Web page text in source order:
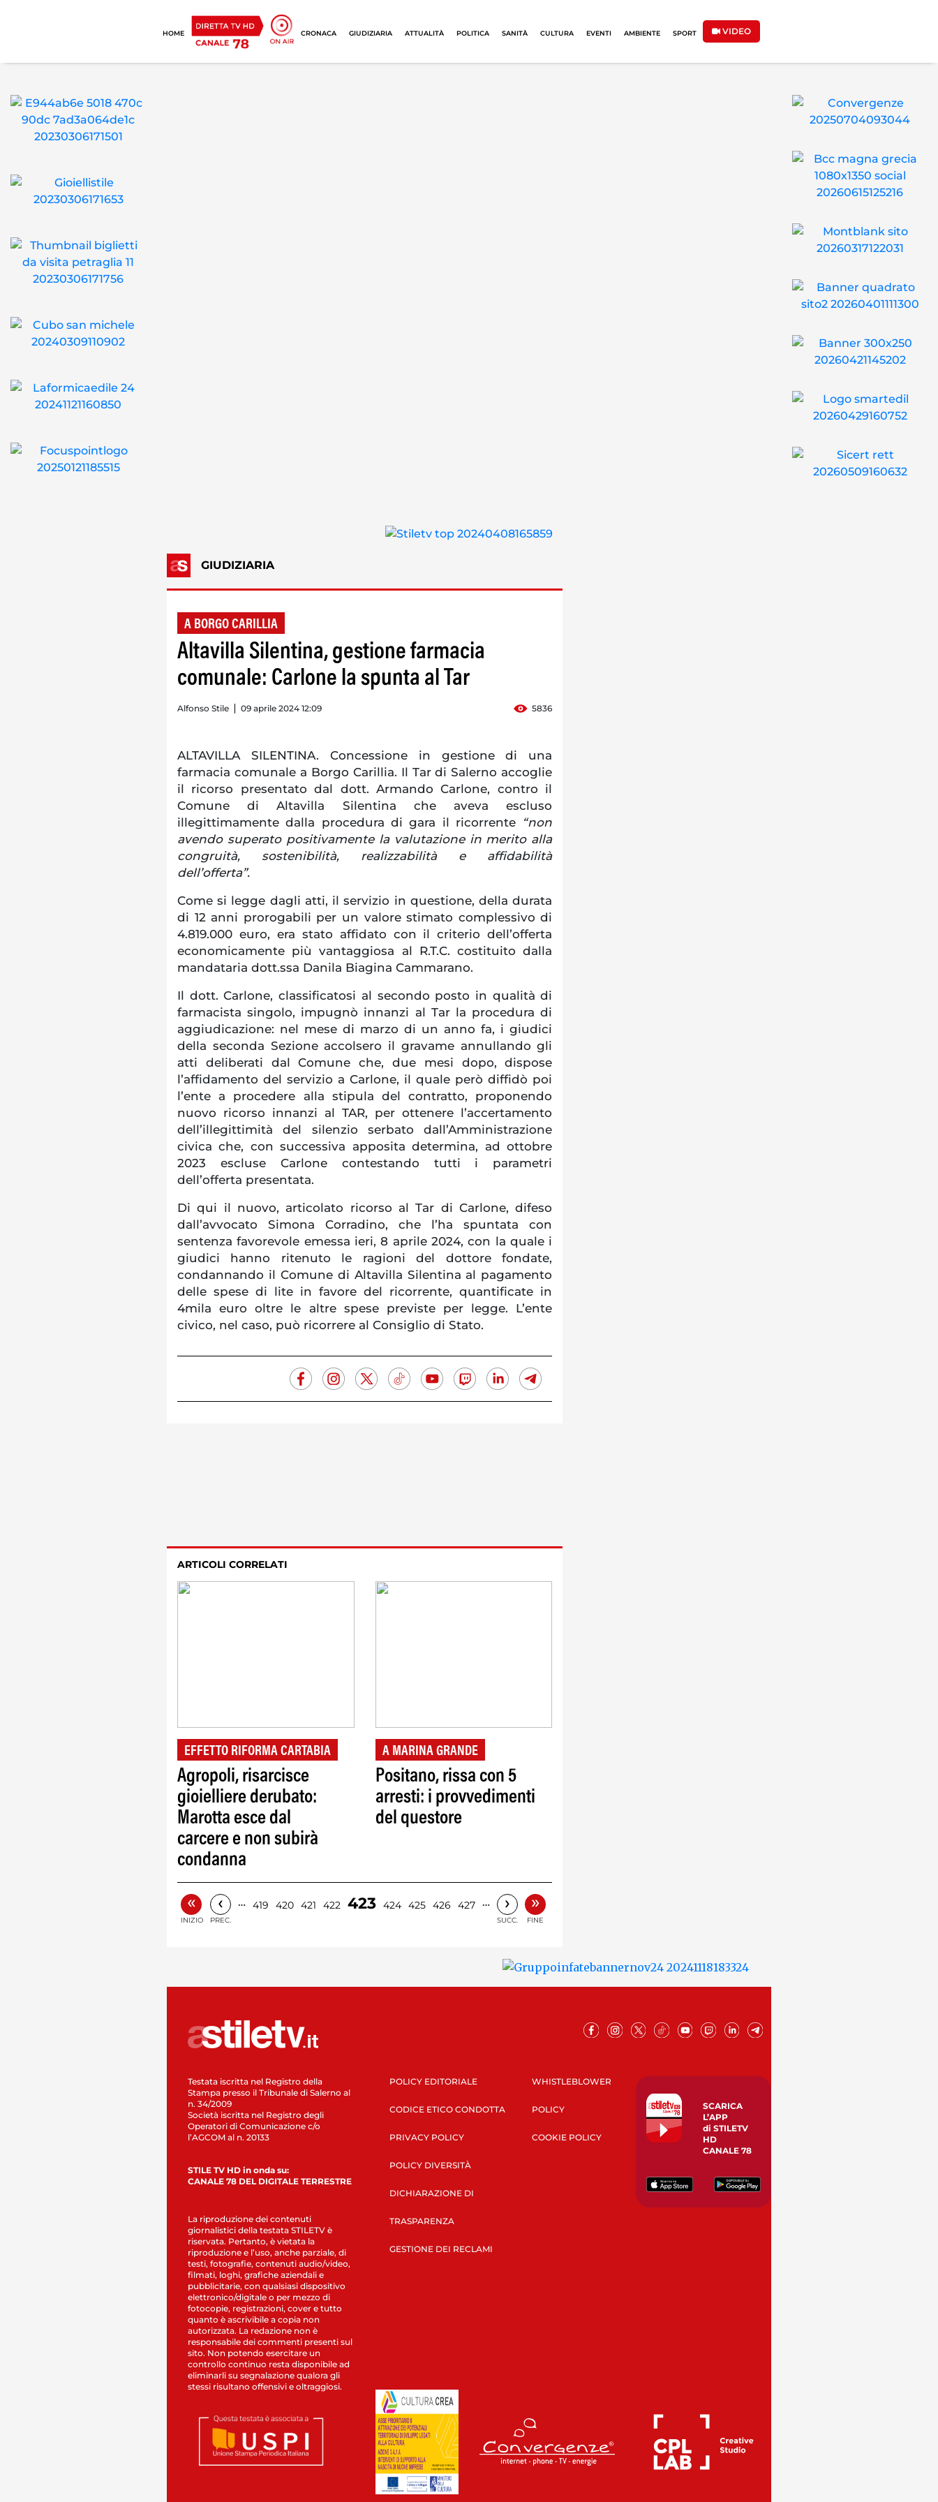
HOME CRONACA GIUDIZIARIA ATTUALITÀ POLITICA SANITÀ CULTURA EVENTI AMBIENTE SPORT VIDEO
GIUDIZIARIA
A BORGO CARILLIA
Altavilla Silentina, gestione farmacia
comunale: Carlone la spunta al Tar
Alfonso Stile 09 aprile 2024 12:09 5836
ALTAVILLA SILENTINA. Concessione in gestione di una
farmacia comunale a Borgo Carillia. Il Tar di Salerno accoglie
il ricorso presentato dal dott. Armando Carlone, contro il
Comune di Altavilla Silentina che aveva escluso
illegittimamente dalla procedura di gara il ricorrente “non
avendo superato positivamente la valutazione in merito alla
congruità, sostenibilità, realizzabilità e affidabilità
dell’offerta”.
Come si legge dagli atti, il servizio in questione, della durata
di 12 anni prorogabili per un valore stimato complessivo di
4.819.000 euro, era stato affidato con il criterio dell’offerta
economicamente più vantaggiosa al R.T.C. costituito dalla
mandataria dott.ssa Danila Biagina Cammarano.
Il dott. Carlone, classificatosi al secondo posto in qualità di
farmacista singolo, impugnò innanzi al Tar la procedura di
aggiudicazione: nel mese di marzo di un anno fa, i giudici
della seconda Sezione accolsero il gravame annullando gli
atti deliberati dal Comune che, due mesi dopo, dispose
l’affidamento del servizio a Carlone, il quale però diffidò poi
l’ente a procedere alla stipula del contratto, proponendo
nuovo ricorso innanzi al TAR, per ottenere l’accertamento
dell’illegittimità del silenzio serbato dall’Amministrazione
civica che, con successiva apposita determina, ad ottobre
2023 escluse Carlone contestando tutti i parametri
dell’offerta presentata.
Di qui il nuovo, articolato ricorso al Tar di Carlone, difeso
dall’avvocato Simona Corradino, che l’ha spuntata con
sentenza favorevole emessa ieri, 8 aprile 2024, con la quale i
giudici hanno ritenuto le ragioni del dottore fondate,
condannando il Comune di Altavilla Silentina al pagamento
delle spese di lite in favore del ricorrente, quantificate in
4mila euro oltre le altre spese previste per legge. L’ente
civico, nel caso, può ricorrere al Consiglio di Stato.
ARTICOLI CORRELATI
EFFETTO RIFORMA CARTABIA
Agropoli, risarcisce
gioielliere derubato:
Marotta esce dal
carcere e non subirà
condanna
A MARINA GRANDE
Positano, rissa con 5
arresti: i provvedimenti
del questore
«
INIZIO
‹
PREC.
… 419 420 421 422 423 424 425 426 427 … ›
SUCC.
»
FINE
Testata iscritta nel Registro della
Stampa presso il Tribunale di Salerno al
n. 34/2009
Società iscritta nel Registro degli
Operatori di Comunicazione c/o
l’AGCOM al n. 20133
STILE TV HD in onda su:
CANALE 78 DEL DIGITALE TERRESTRE
La riproduzione dei contenuti
giornalistici della testata STILETV è
riservata. Pertanto, è vietata la
riproduzione e l’uso, anche parziale, di
testi, fotografie, contenuti audio/video,
filmati, loghi, grafiche aziendali e
pubblicitarie, con qualsiasi dispositivo
elettronico/digitale o per mezzo di
fotocopie, registrazioni, cover e tutto
quanto è ascrivibile a copia non
autorizzata. La redazione non è
responsabile dei commenti presenti sul
sito. Non potendo esercitare un
controllo continuo resta disponibile ad
eliminarli su segnalazione qualora gli
stessi risultano offensivi e oltraggiosi.
POLICY EDITORIALE
CODICE ETICO CONDOTTA
PRIVACY POLICY
POLICY DIVERSITÀ
DICHIARAZIONE DI
TRASPARENZA
GESTIONE DEI RECLAMI
WHISTLEBLOWER
POLICY
COOKIE POLICY
SCARICA
L’APP
di STILETV
HD
CANALE 78